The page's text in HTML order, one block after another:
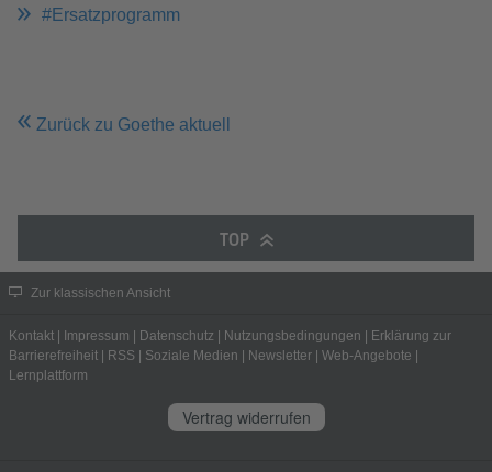
#Ersatzprogramm
Zurück zu Goethe aktuell
TOP
Zur klassischen Ansicht
Kontakt Impressum Datenschutz Nutzungsbedingungen
Erklärung zur
Barrierefreiheit
RSS Soziale Medien Newsletter Web-Angebote
Lernplattform
Vertrag widerrufen